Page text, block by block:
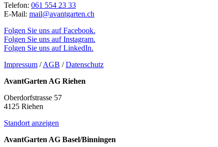
Telefon: 061 554 23 33
E-Mail: mail@avantgarten.ch
Folgen Sie uns auf Facebook.
Folgen Sie uns auf Instagram.
Folgen Sie uns auf LinkedIn.
Impressum /AGB /Datenschutz
AvantGarten AG Riehen
Oberdorfstrasse 57
4125 Riehen
Standort anzeigen
AvantGarten AG Basel/Binningen